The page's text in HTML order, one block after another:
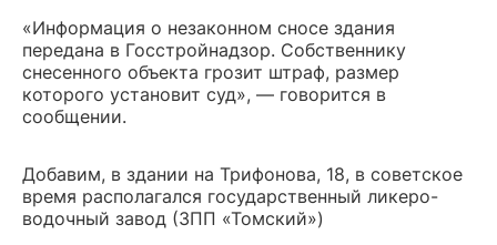
«Информация о незаконном сносе здания
передана в Госстройнадзор. Собственнику
снесенного объекта грозит штраф, размер
которого установит суд», — говорится в
сообщении.
Добавим, в здании на Трифонова, 18, в советское
время располагался государственный ликеро-
водочный завод (ЗПП «Томский»)